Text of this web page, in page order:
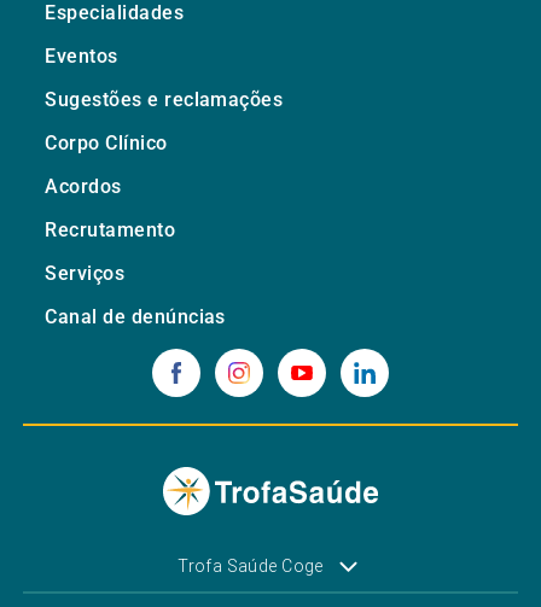
Especialidades
Eventos
Sugestões e reclamações
Corpo Clínico
Acordos
Recrutamento
Serviços
Canal de denúncias
Trofa Saúde Coge